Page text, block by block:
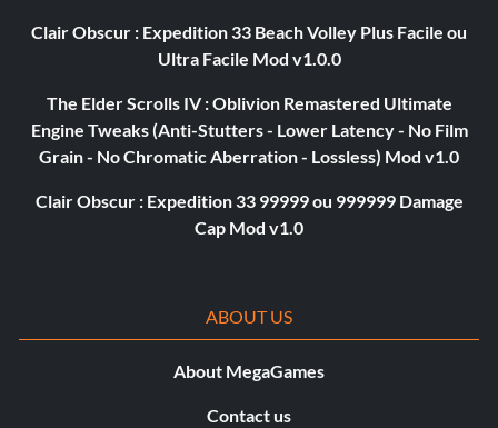
Clair Obscur : Expedition 33 Beach Volley Plus Facile ou
Ultra Facile Mod v1.0.0
The Elder Scrolls IV : Oblivion Remastered Ultimate
Engine Tweaks (Anti-Stutters - Lower Latency - No Film
Grain - No Chromatic Aberration - Lossless) Mod v1.0
Clair Obscur : Expedition 33 99999 ou 999999 Damage
Cap Mod v1.0
ABOUT US
About MegaGames
Contact us